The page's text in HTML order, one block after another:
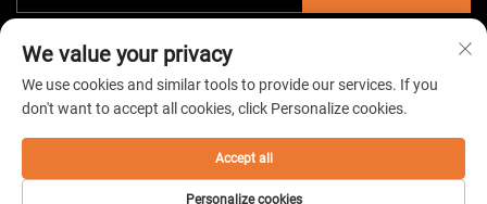
© 2026 China Taizhou HarsMarg Electromechenical Co. Ltd. Всі права
Політика конфіденційності
We value your privacy
We use cookies and similar tools to provide our services. If you
don't want to accept all cookies, click Personalize cookies.
Personalize cookies
Accept all